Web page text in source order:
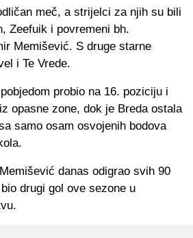
meč, a strijelci za njih su bili
Zeefuik i povremeni bh.
Memišević. S druge starne
i Te Vrede.
probio na 16. poziciju i
opasne zone, dok je Breda ostala
samo osam osvojenih bodova
danas odigrao svih 90
drugi gol ove sezone u